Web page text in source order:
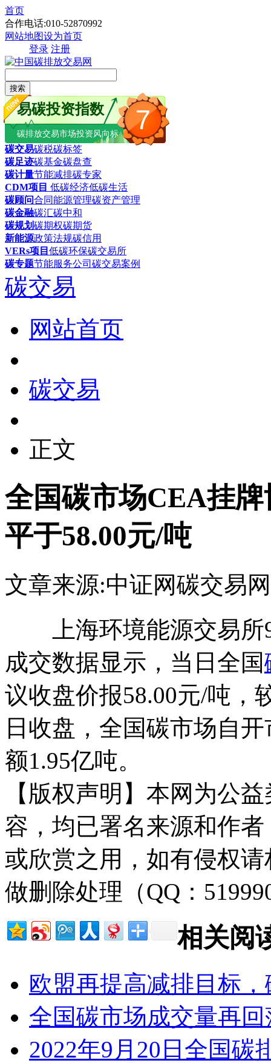
首页
合作电话:010-52870992
网站地图设为首页
登录 注册
搜索
7
易碳投资指数
碳排放交易市场投资风向标
碳交易碳税碳标签
碳足迹碳基金碳盘查
碳计量节能减排碳专家
CDM项目 低碳经济低碳生活
碳顾问合同能源管理碳资产管理
碳金融碳汇碳中和
碳规划碳期权碳期货
新能源政策法规碳信用
VERs项目 低碳环保碳交易所
碳专题节能服务公司 碳交易案例
碳交易
网站首页
碳交易
正文
全国碳市场CEA挂
平于58.00元/吨
文章来源:中证网碳交易网
上海环境能源交易所9
成交数据显示，当日全国
议收盘价报58.00元/吨，
日收盘，全国碳市场自
额1.95亿吨。
【版权声明】本网为公
容，均已署名来源和作
或欣赏之用，如有侵权
做删除处理（QQ：
相关阅
欧盟再提高减排目标
全国碳市场成交量再
2022年9月20日全国碳